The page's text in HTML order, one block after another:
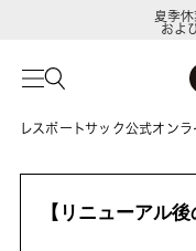
夏季
およ
レスポートサック公式オン
【リニューアル